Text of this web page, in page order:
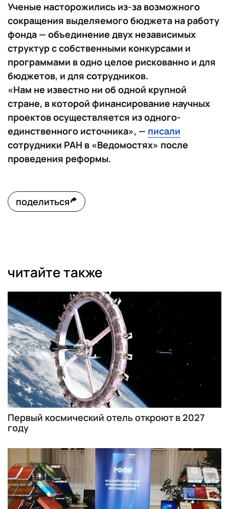
Ученые насторожились из-за возможного
сокращения выделяемого бюджета на работу
фонда — объединение двух независимых
структур с собственными конкурсами и
программами в одно целое рискованно и для
бюджетов, и для сотрудников.
«Нам не известно ни об одной крупной
стране, в которой финансирование научных
проектов осуществляется из одного-
единственного источника», — писали
сотрудники РАН в «Ведомостях» после
проведения реформы.
поделиться
читайте также
Первый космический отель откроют в 2027
году